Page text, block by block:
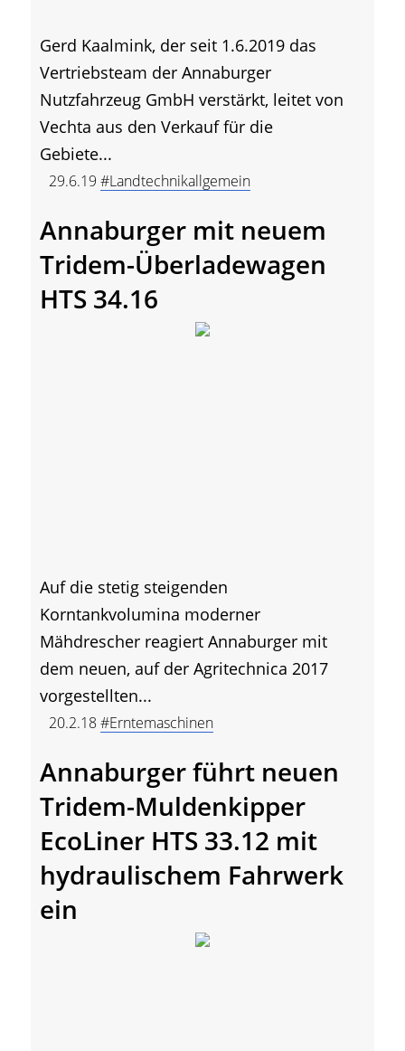
Gerd Kaalmink, der seit 1.6.2019 das
Vertriebsteam der Annaburger
Nutzfahrzeug GmbH verstärkt, leitet von
Vechta aus den Verkauf für die
Gebiete...
29.6.19 #Landtechnikallgemein
Annaburger mit neuem
Tridem-Überladewagen
HTS 34.16
Auf die stetig steigenden
Korntankvolumina moderner
Mähdrescher reagiert Annaburger mit
dem neuen, auf der Agritechnica 2017
vorgestellten...
20.2.18#Erntemaschinen
Annaburger führt neuen
Tridem-Muldenkipper
EcoLiner HTS 33.12 mit
hydraulischem Fahrwerk
ein